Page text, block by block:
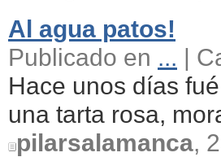
Al agua patos!
Publicado en ... |
Hace unos días
una tarta rosa,
pilarsalamanca,